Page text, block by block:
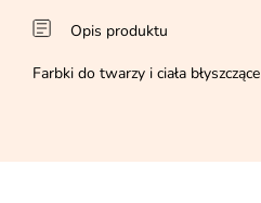
Opis produktu
Farbki do twarzy i ciała błyszczące